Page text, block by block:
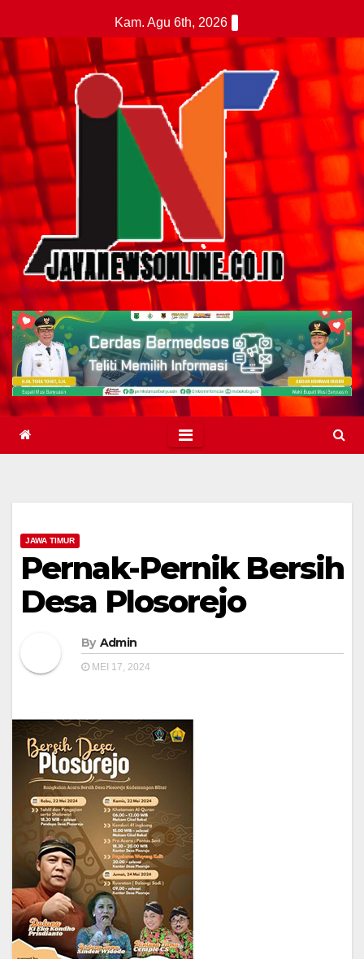
to
content
Kam. Agu 6th, 2026
JAWA TIMUR
Pernak-Pernik Bersih
Desa Plosorejo
By Admin
MEI 17, 2024